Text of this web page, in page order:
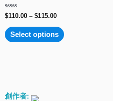
of
5
Rated
0
out
of
5
$110.00 – $115.00
Select options
創作者: